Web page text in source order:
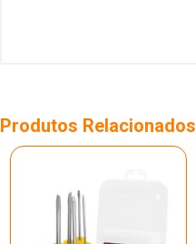
Produtos Relacionados